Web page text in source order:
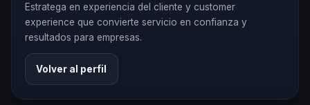
Estratega en experiencia del cliente y customer
experience que convierte servicio en confianza y
resultados para empresas.
Volver al perfil